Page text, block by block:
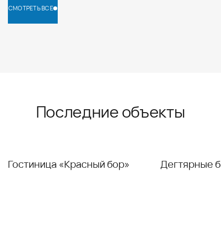
СМОТРЕТЬ ВСЕ
Последние объекты
Гостиница «Красный бор» Дегтярные